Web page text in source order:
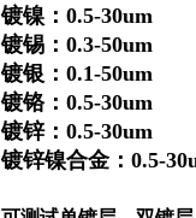
镀镍：0.5-30um
镀锡：0.3-50um
镀银：0.1-50um
镀铬：0.5-30um
镀锌：0.5-30um
镀锌镍合金：0.5-